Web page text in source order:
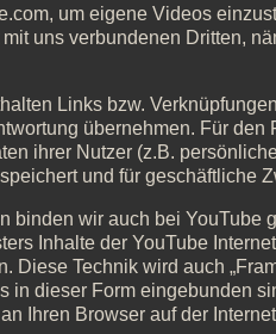
um eigene Videos
uns verbundenen Dritten,
Links bzw.
übernehmen. Für
ihrer Nutzer (z.B.
und für geschäftliche
binden wir auch bei
Inhalte der YouTube
Diese Technik wird auch
in dieser Form eingebunden
Ihren Browser auf der